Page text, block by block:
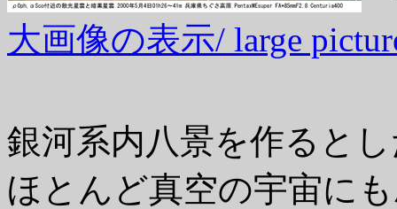
大画像の表示/ large
銀河系内八景を作ると
ほとんど真空の宇宙に